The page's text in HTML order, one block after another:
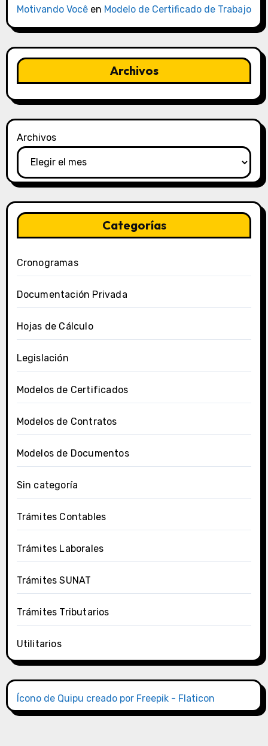
Motivando Vocêen Modelo de Certificado de Trabajo
Archivos
Archivos
Categorías
Cronogramas
Documentación Privada
Hojas de Cálculo
Legislación
Modelos de Certificados
Modelos de Contratos
Modelos de Documentos
Sin categoría
Trámites Contables
Trámites Laborales
Trámites SUNAT
Trámites Tributarios
Utilitarios
Ícono de Quipu creado por Freepik - Flaticon